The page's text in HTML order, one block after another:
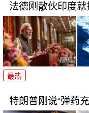
法德刚散伙印度就
最热
特朗普刚说“弹药